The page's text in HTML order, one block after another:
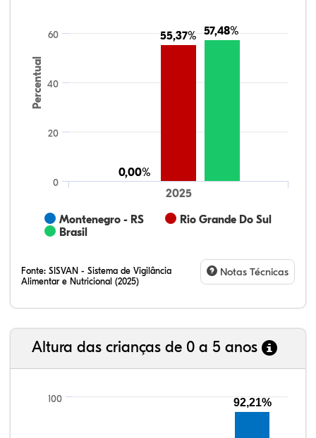
Percentual
0,00%
0,00%
55,37%
55,37% 57,48%
57,48%
Montenegro - RS
Rio Grande Do Sul
Brasil
2025
0
20
40
60
Fonte: SISVAN - Sistema de Vigilância
Alimentar e Nutricional (2025)
Notas Técnicas
Altura das crianças de 0 a 5 anos
100 92,21%